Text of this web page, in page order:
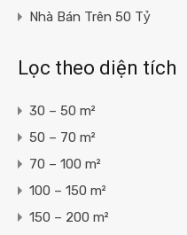
Nhà Bán Trên 50 Tỷ
Lọc theo diện tích
30 – 50 m²
50 – 70 m²
70 – 100 m²
100 – 150 m²
150 – 200 m²